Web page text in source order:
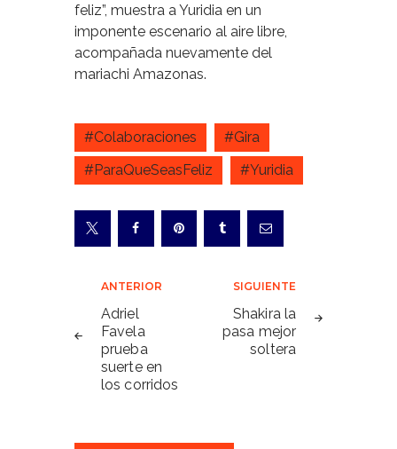
feliz”, muestra a Yuridia en un
imponente escenario al aire libre,
acompañada nuevamente del
mariachi Amazonas.
#Colaboraciones
#Gira
#ParaQueSeasFeliz
#Yuridia
Navegación
de
entradas
ANTERIOR
Adriel
Favela
prueba
suerte en
los corridos
SIGUIENTE
Shakira la
pasa mejor
soltera